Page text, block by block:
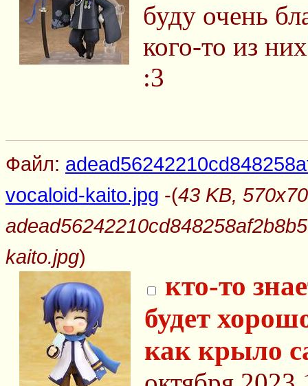
буду очень
кого-то из
:3
Файл:
vocaloid-kaito.jpg -(43 KB,
kaito.jpg)
кто-то
будет
как крыло